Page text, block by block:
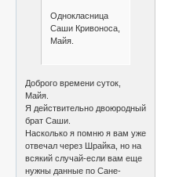
Однокласница
Саши Кривоноса,
Майя.
Доброго времени суток,
Майя.
Я действительно двоюродный
брат Саши.
Насколько я помню я вам уже
отвечал через Шрайка, но на
всякий случай-если вам еще
нужны данные по Сане-